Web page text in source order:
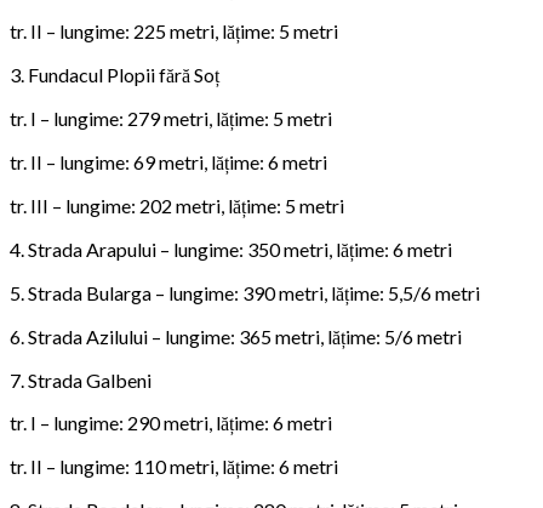
tr. II – lungime: 225 metri, lățime: 5 metri
3. Fundacul Plopii fără Soț
tr. I – lungime: 279 metri, lățime: 5 metri
tr. II – lungime: 69 metri, lățime: 6 metri
tr. III – lungime: 202 metri, lățime: 5 metri
4. Strada Arapului – lungime: 350 metri, lățime: 6 metri
5. Strada Bularga – lungime: 390 metri, lățime: 5,5/6 metri
6. Strada Azilului – lungime: 365 metri, lățime: 5/6 metri
7. Strada Galbeni
tr. I – lungime: 290 metri, lățime: 6 metri
tr. II – lungime: 110 metri, lățime: 6 metri